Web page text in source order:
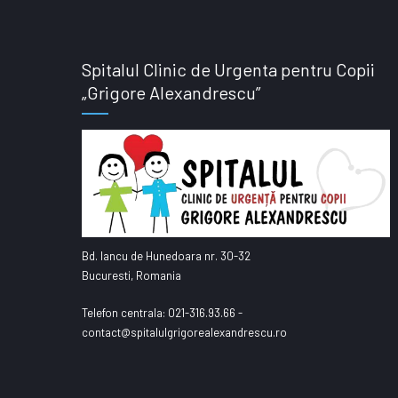
Spitalul Clinic de Urgenta pentru Copii
„Grigore Alexandrescu”
Bd. Iancu de Hunedoara nr. 30-32
Bucuresti, Romania
Telefon centrala: 021-316.93.66 -
contact@spitalulgrigorealexandrescu.ro